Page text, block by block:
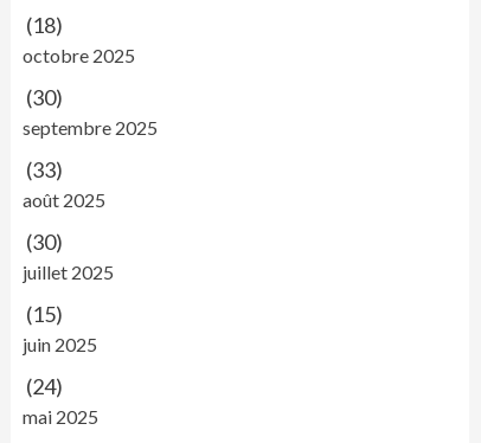
(18)
octobre 2025
(30)
septembre 2025
(33)
août 2025
(30)
juillet 2025
(15)
juin 2025
(24)
mai 2025